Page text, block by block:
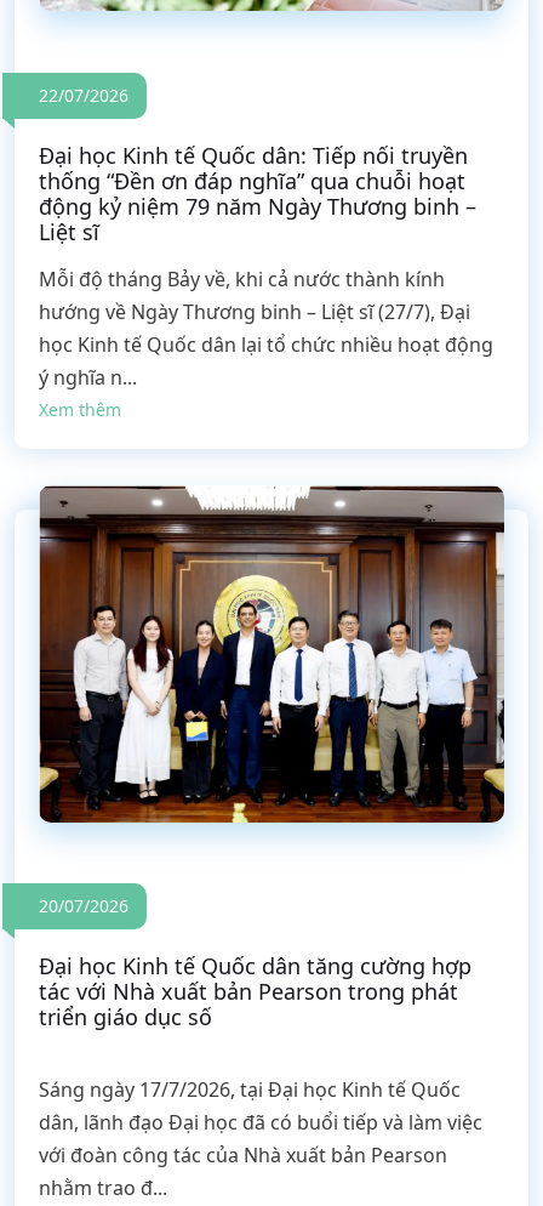
22/07/2026
Đại học Kinh tế Quốc dân: Tiếp nối truyền
thống “Đền ơn đáp nghĩa” qua chuỗi hoạt
động kỷ niệm 79 năm Ngày Thương binh –
Liệt sĩ
Mỗi độ tháng Bảy về, khi cả nước thành kính
hướng về Ngày Thương binh – Liệt sĩ (27/7), Đại
học Kinh tế Quốc dân lại tổ chức nhiều hoạt động
ý nghĩa n...
Xem thêm
20/07/2026
Đại học Kinh tế Quốc dân tăng cường hợp
tác với Nhà xuất bản Pearson trong phát
triển giáo dục số
Sáng ngày 17/7/2026, tại Đại học Kinh tế Quốc
dân, lãnh đạo Đại học đã có buổi tiếp và làm việc
với đoàn công tác của Nhà xuất bản Pearson
nhằm trao đ...